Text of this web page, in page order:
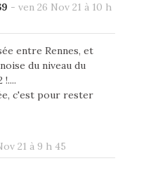
- ven 26 Nov 21 à 10 h
entre Rennes, et
du niveau du
!....
c'est pour rester
21 à 9 h 45